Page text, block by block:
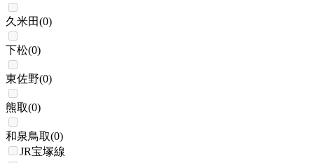
久米田(0)
下松(0)
東佐野(0)
熊取(0)
和泉鳥取(0)
JR宝塚線